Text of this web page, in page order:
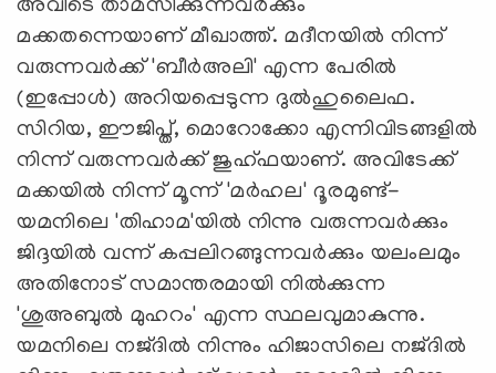
അവിടെ താമസിക്കുന്നവര്‍ക്കും
മക്കതന്നെയാണ് മീഖാത്ത്. മദീനയില്‍ നിന്ന്
വരുന്നവര്‍ക്ക് 'ബീര്‍അലി' എന്ന പേരില്‍
(ഇപ്പോള്‍) അറിയപ്പെടുന്ന ദുല്‍ഹുലൈഫ.
സിറിയ, ഈജിപ്ത്, മൊറോക്കോ എന്നിവിടങ്ങളില്‍
നിന്ന് വരുന്നവര്‍ക്ക് ജുഹ്ഫയാണ്. അവിടേക്ക്
മക്കയില്‍ നിന്ന് മൂന്ന് 'മര്‍ഹല' ദൂരമുണ്ട്-
യമനിലെ 'തിഹാമ'യില്‍ നിന്നു വരുന്നവര്‍ക്കും
ജിദ്ദയില്‍ വന്ന് കപ്പലിറങ്ങുന്നവര്‍ക്കും യലംലമും
അതിനോട് സമാന്തരമായി നില്‍ക്കുന്ന
'ശുഅബുല്‍ മുഹറം' എന്ന സ്ഥലവുമാകുന്നു.
യമനിലെ നജ്ദില്‍ നിന്നും ഹിജാസിലെ നജ്ദില്‍